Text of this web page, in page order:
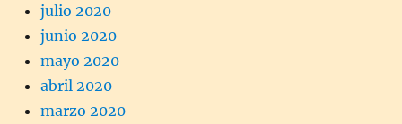
julio 2020
junio 2020
mayo 2020
abril 2020
marzo 2020